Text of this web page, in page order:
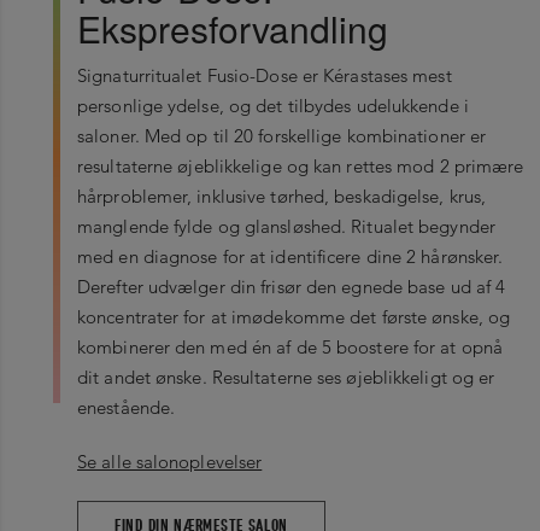
cocos nucifera oil / coconut oil
ethylhexyl salicylate
benzyl alcohol
orbignya oleifera seed oil
tocopherol
citric acid
ci 19140 / yellow 5
ci 17200 / red 33
sodium hydroxide
parfum / fragrance
Ekspresforvandling
Signaturritualet Fusio-Dose er Kérastases mest
personlige ydelse, og det tilbydes udelukkende i
saloner. Med op til 20 forskellige kombinationer er
resultaterne øjeblikkelige og kan rettes mod 2 primære
hårproblemer, inklusive tørhed, beskadigelse, krus,
manglende fylde og glansløshed. Ritualet begynder
med en diagnose for at identificere dine 2 hårønsker.
Derefter udvælger din frisør den egnede base ud af 4
koncentrater for at imødekomme det første ønske, og
kombinerer den med én af de 5 boostere for at opnå
dit andet ønske. Resultaterne ses øjeblikkeligt og er
enestående.
Se alle salonoplevelser
FIND DIN NÆRMESTE SALON